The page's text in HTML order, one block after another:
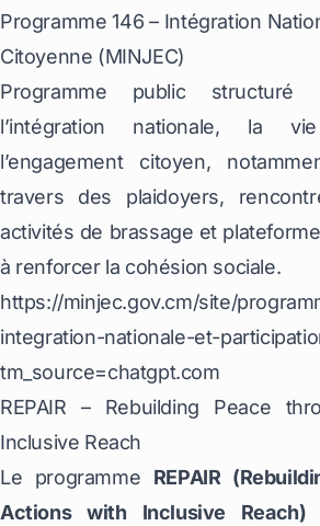
Programme 146 – Intégration
Citoyenne (MINJEC)
Programme public structuré
l’intégration nationale, la
l’engagement citoyen,
travers des plaidoyers,
activités de brassage et
à renforcer la cohésion sociale.
https://minjec.gov.cm/site/
integration-nationale-et-
tm_source=chatgpt.com
REPAIR – Rebuilding Peace
Inclusive Reach
Le programme REPAIR
Actions with Inclusive Reach)